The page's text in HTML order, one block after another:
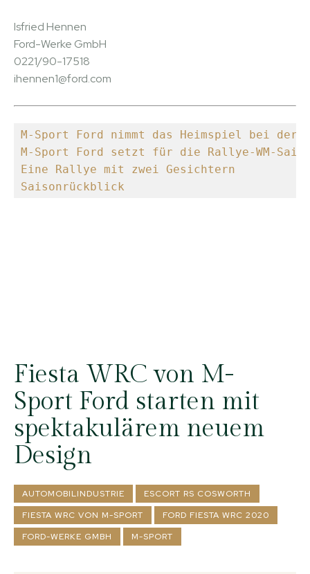
Isfried Hennen
Ford-Werke GmbH
0221/90-17518
ihennen1@ford.com
M-Sport Ford nimmt das Heimspiel bei der
M-Sport Ford setzt für die Rallye-WM-
Eine Rallye mit zwei Gesichtern
Saisonrückblick
Fiesta WRC von M-
Sport Ford starten mit
spektakulärem neuem
Design
AUTOMOBILINDUSTRIE
ESCORT RS COSWORTH
FIESTA WRC VON M-SPORT
FORD FIESTA WRC 2020
FORD-WERKE GMBH
M-SPORT